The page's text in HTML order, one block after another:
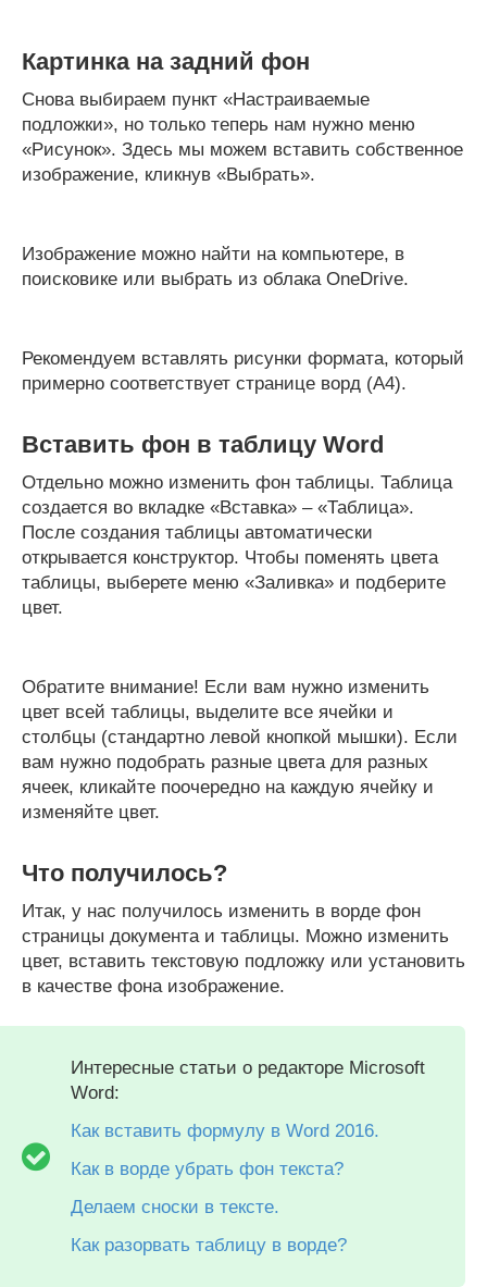
Картинка на задний фон
Снова выбираем пункт «Настраиваемые
подложки», но только теперь нам нужно меню
«Рисунок». Здесь мы можем вставить собственное
изображение, кликнув «Выбрать».
Изображение можно найти на компьютере, в
поисковике или выбрать из облака OneDrive.
Рекомендуем вставлять рисунки формата, который
примерно соответствует странице ворд (A4).
Вставить фон в таблицу Word
Отдельно можно изменить фон таблицы. Таблица
создается во вкладке «Вставка» – «Таблица».
После создания таблицы автоматически
открывается конструктор. Чтобы поменять цвета
таблицы, выберете меню «Заливка» и подберите
цвет.
Обратите внимание! Если вам нужно изменить
цвет всей таблицы, выделите все ячейки и
столбцы (стандартно левой кнопкой мышки). Если
вам нужно подобрать разные цвета для разных
ячеек, кликайте поочередно на каждую ячейку и
изменяйте цвет.
Что получилось?
Итак, у нас получилось изменить в ворде фон
страницы документа и таблицы. Можно изменить
цвет, вставить текстовую подложку или установить
в качестве фона изображение.
Интересные статьи о редакторе Microsoft
Word:
Как вставить формулу в Word 2016.
Как в ворде убрать фон текста?
Делаем сноски в тексте.
Как разорвать таблицу в ворде?